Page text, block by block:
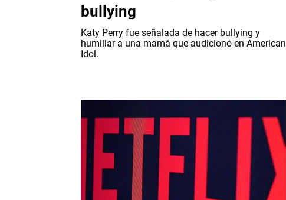
bullying
Katy Perry fue señalada de hacer bullying y
humillar a una mamá que audicionó en American
Idol.